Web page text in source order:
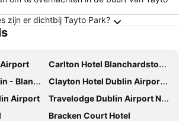
zijn er dichtbij Tayto Park?
Carlton Hotel Blanchardstown
by IHG
Clayton Hotel Dublin Airport Central
Airport
Travelodge Dublin Airport North 'Swords'
Bracken Court Hotel